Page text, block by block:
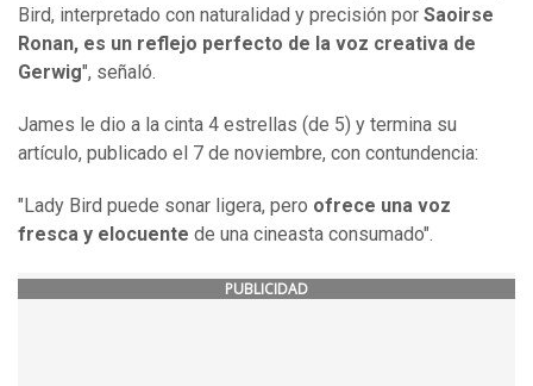
Bird, interpretado con naturalidad y precisión por Saoirse
Ronan, es un reflejo perfecto de la voz creativa de
Gerwig", señaló.
James le dio a la cinta 4 estrellas (de 5) y termina su
artículo, publicado el 7 de noviembre, con contundencia:
"Lady Bird puede sonar ligera, pero ofrece una voz
fresca y elocuente de una cineasta consumado".
PUBLICIDAD